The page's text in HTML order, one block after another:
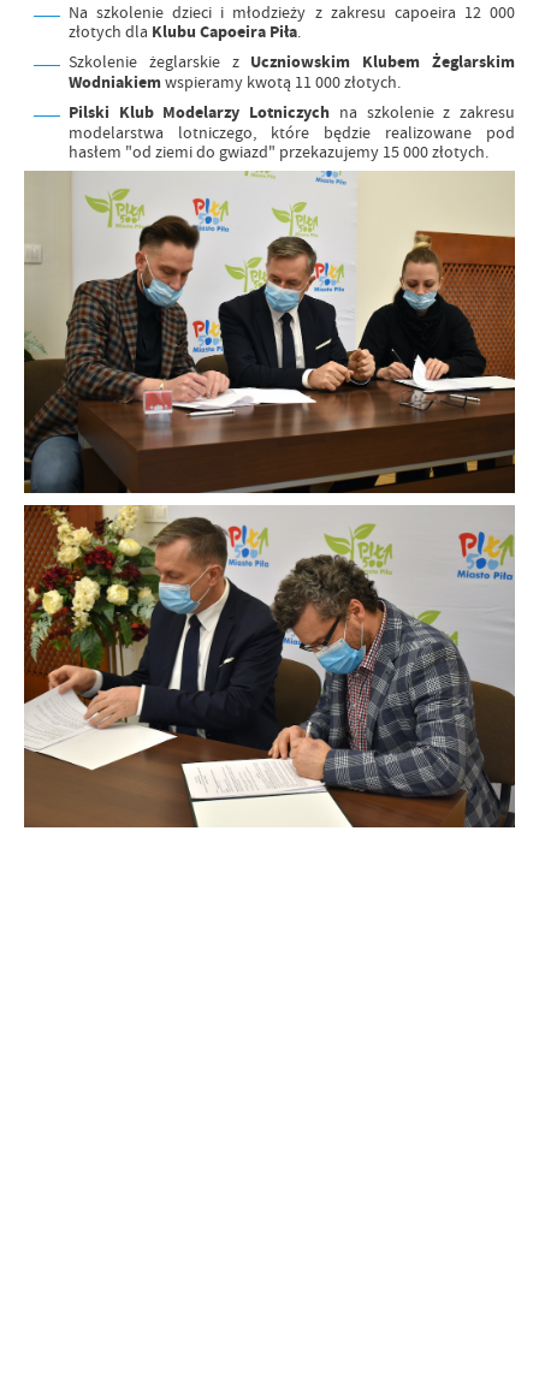
Na szkolenie dzieci i młodzieży z zakresu capoeira 12 000
złotych dla Klubu Capoeira Piła.
Szkolenie żeglarskie z Uczniowskim Klubem Żeglarskim
Wodniakiemwspieramy kwotą 11 000 złotych.
Pilski Klub Modelarzy Lotniczych na szkolenie z zakresu
modelarstwa lotniczego, które będzie realizowane pod
hasłem "od ziemi do gwiazd" przekazujemy 15 000 złotych.